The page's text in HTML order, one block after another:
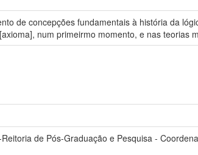
de concepções fundamentais à história da
num primeirmo momento, e nas teorias
de Pós-Graduação e Pesquisa -